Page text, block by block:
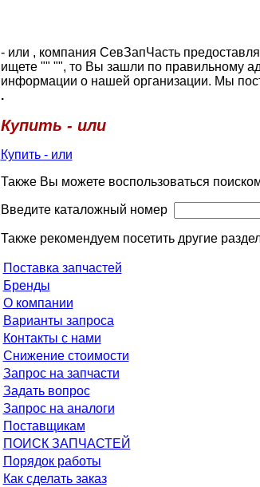
- или , компания СевЗапЧасть
ищете "" "", то Вы зашли по правильному
информации о нашей организации. Мы
.
Купить - или
Купить - или
Также Вы можете воспользоваться
Введите каталожный номер
Также рекомендуем посетить другие
Поставка запчастей
Бренды
О компании
Варианты запроса
Контакты с нами
Снижение стоимости
Запрос на запчасти
Задать вопрос
Запрос на аналоги
Поставщикам
ПОИСК ЗАПЧАСТЕЙ
Порядок работы
Как сделать заказ